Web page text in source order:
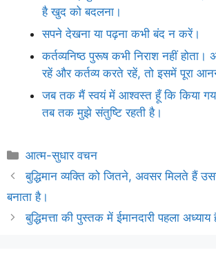
है खुद को बदलना।
सपने देखना या पढ़ना कभी बंद न करें।
कर्तव्यनिष्ठ पुरूष कभी निराश नहीं
रहें और कर्तव्य करते रहें, तो इसमें पूरा
जब तक मैं स्वयं में आश्वस्त हूँ कि किया
तब तक मुझे संतुष्टि रहती है।
Categories
आत्म-सुधार वचन
बुद्धिमान व्यक्ति को जितने, अवसर मिलते हैं
बनाता है।
बुद्धिमत्ता की पुस्तक में ईमानदारी पहला अध्याय